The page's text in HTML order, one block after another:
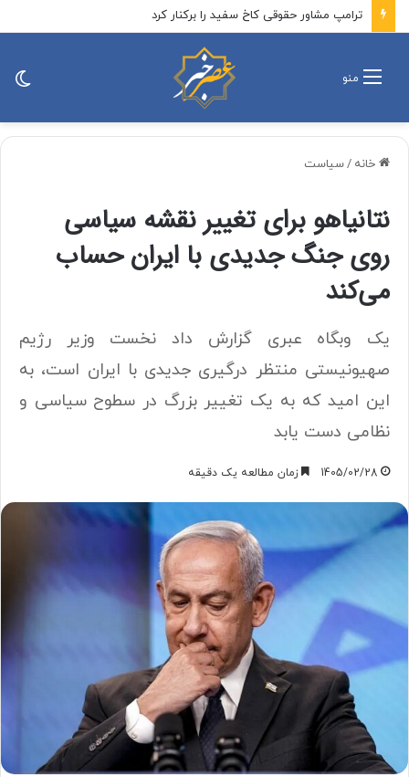
ترامپ مشاور حقوقی کاخ سفید را برکنار کرد
منو
خانه /سیاست
نتانیاهو برای تغییر نقشه سیاسی
روی جنگ جدیدی با ایران حساب
می‌کند
یک وبگاه عبری گزارش داد نخست وزیر رژیم
صهیونیستی منتظر درگیری جدیدی با ایران است، به
این امید که به یک تغییر بزرگ در سطوح سیاسی و
نظامی دست یابد
1405/02/28 زمان مطالعه یک دقیقه